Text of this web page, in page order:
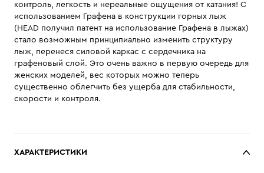
контроль, легкость и нереальные ощущения от катания! С
использованием Графена в конструкции горных лыж
(HEAD получил патент на использование Графена в лыжах)
стало возможным принципиально изменить структуру
лыж, перенеся силовой каркас с сердечника на
графеновый слой. Это очень важно в первую очередь для
женских моделей, вес которых можно теперь
существенно облегчить без ущерба для стабильности,
скорости и контроля.
ХАРАКТЕРИСТИКИ